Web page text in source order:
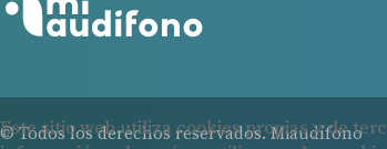
© Todos los derechos reservados. Miaudífono